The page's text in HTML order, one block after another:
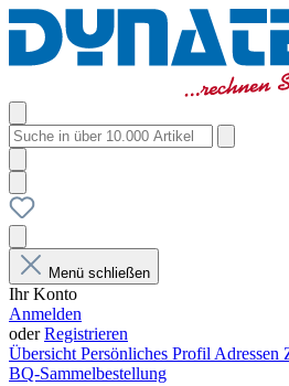
Menü schließen
Ihr Konto
Anmelden
oderRegistrieren
Übersicht Persönliches Profil Adressen
BQ-Sammelbestellung